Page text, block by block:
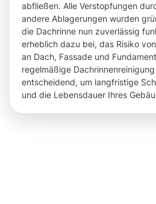
abfließen. Alle Verstopfungen
andere Ablagerungen wurden
die Dachrinne nun zuverlässig
erheblich dazu bei, das Risiko
an Dach, Fassade und
regelmäßige
entscheidend, um langfristige
und die Lebensdauer Ihres